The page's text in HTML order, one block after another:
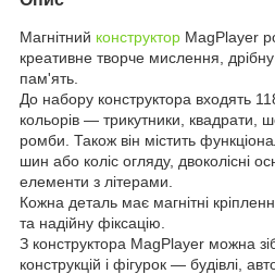
Магнітний конструктор MagPlayer
креативне творче мислення,
пам'ять.
До набору конструктора входять
кольорів — трикутники, квадрати,
ромби. Також він містить
шин або коліс огляду, двоколісні
елементи з літерами.
Кожна деталь має магнітні
та надійну фіксацію.
З конструктора MagPlayer можна
конструкцій і фігурок — будівлі,